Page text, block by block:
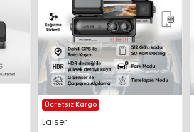
Ücretsiz Kargo
Laiser